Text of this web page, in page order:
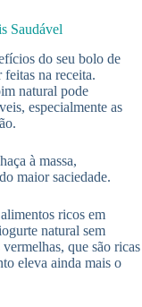
Saudável
do seu bolo de
feitas na receita.
natural pode
especialmente as
à massa,
maior saciedade.
ricos em
natural sem
que são ricas
eleva ainda mais o